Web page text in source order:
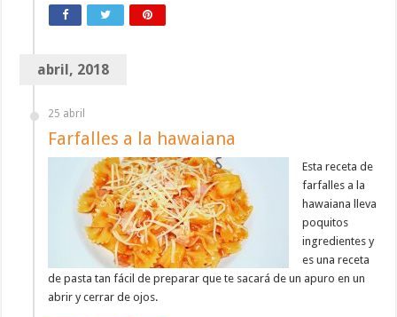
abril, 2018
25 abril
Farfalles a la hawaiana
Esta receta de
farfalles a la
hawaiana lleva
poquitos
ingredientes y
es una receta
de pasta tan fácil de preparar que te sacará de un apuro en un
abrir y cerrar de ojos.